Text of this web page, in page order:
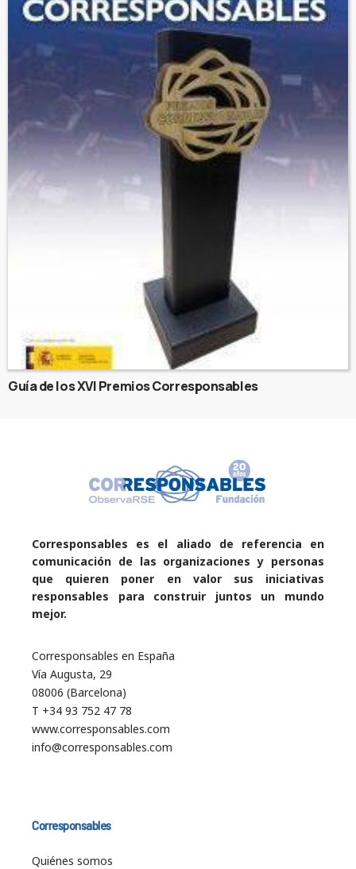
Guía de los XVI Premios Corresponsables
Corresponsables es el aliado de referencia en
comunicación de las organizaciones y personas
que quieren poner en valor sus iniciativas
responsables para construir juntos un mundo
mejor.
Corresponsables en España
Vía Augusta, 29
08006 (Barcelona)
T +34 93 752 47 78
www.corresponsables.com
info@corresponsables.com
Corresponsables
Quiénes somos